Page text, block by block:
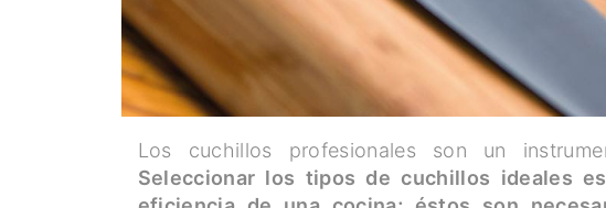
Los cuchillos profesionales son un
Seleccionar los tipos de cuchillos ideales